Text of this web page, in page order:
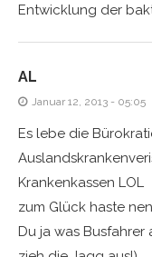
Entwicklung der
AL
Januar 12, 2013 - 05:05
Es lebe die
Krankenkassen LOL
zum Glück haste
Du ja was